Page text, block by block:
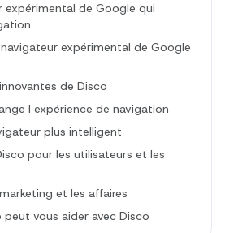
expérimental de Google qui
expérimental de Google
de Disco
l expérience de navigation
plus intelligent
pour les utilisateurs et les
et les affaires
vous aider avec Disco